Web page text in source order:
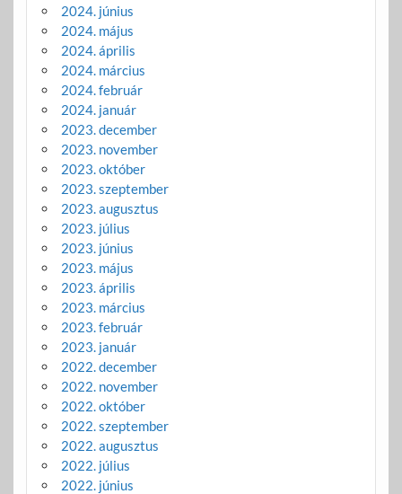
2024. június
2024. május
2024. április
2024. március
2024. február
2024. január
2023. december
2023. november
2023. október
2023. szeptember
2023. augusztus
2023. július
2023. június
2023. május
2023. április
2023. március
2023. február
2023. január
2022. december
2022. november
2022. október
2022. szeptember
2022. augusztus
2022. július
2022. június